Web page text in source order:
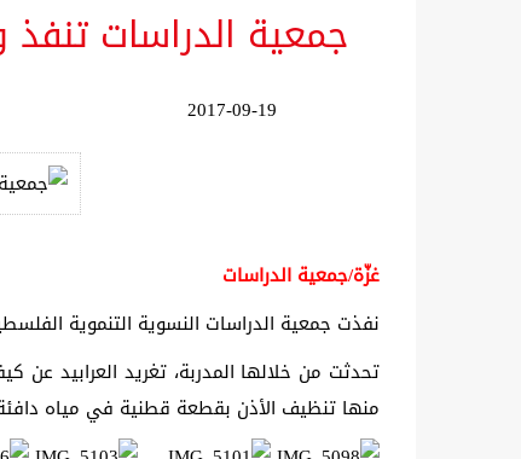
جمعية الدراسات
2017-09-19
غزّة/جمعية الدراسات
نفذت جمعية الدراسات النسوية التنموية
تحدثت من خلالها المدربة، تغريد العرابيد عن
منها تنظيف الأذن بقطعة قطنية في مياه